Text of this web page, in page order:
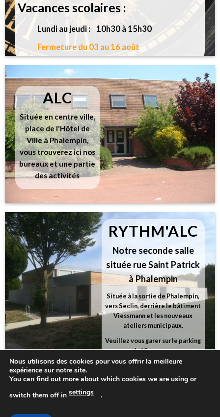
Vacances scolaires :
Lundi au jeudi : 10h30 à 15h30
Fermeture du 03 au 16 août
ALC
Située en centre ville,
place de l'Hôtel de
Ville à Phalempin,
vous trouverez ici nos
bureaux et une partie
des activités
RYTHM'ALC
Notre seconde salle
située rue Saint Patrick
à Phalempin
Située à la sortie de Phalempin,
vers Seclin, derrière le bâtiment
Viessmann et les nouveaux
ateliers municipaux.
Veuillez vous garer sur le parking
de Viessmann
CONTACT
RGPD
Nous utilisons des cookies pour vous offrir la meilleure
expérience sur notre site.
You can find out more about which cookies we are using or
switch them off in settings .